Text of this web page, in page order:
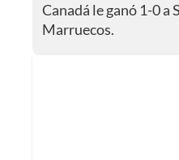
Canadá le ganó 1-0 a
Marruecos.